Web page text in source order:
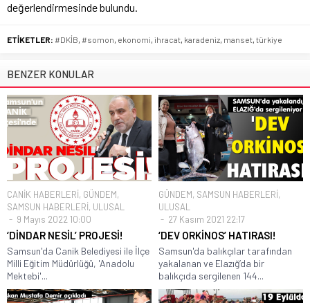
değerlendirmesinde bulundu.
ETİKETLER: #DKİB, #somon, ekonomi, ihracat, karadeniz, manset, türkiye
BENZER KONULAR
CANİK HABERLERİ, GÜNDEM,
SAMSUN HABERLERİ, ULUSAL
9 Mayıs 2022 10:00
‘DİNDAR NESİL’ PROJESİ!
Samsun'da Canik Belediyesi ile İlçe
Milli Eğitim Müdürlüğü, 'Anadolu
Mektebi'...
GÜNDEM, SAMSUN HABERLERİ,
ULUSAL
27 Kasım 2021 22:17
‘DEV ORKİNOS’ HATIRASI!
Samsun'da balıkçılar tarafından
yakalanan ve Elazığ’da bir
balıkçıda sergilenen 144...